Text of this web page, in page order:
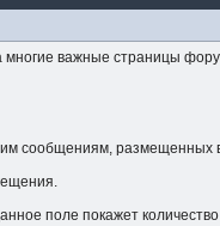
важные страницы
сообщениям,
поле покажет